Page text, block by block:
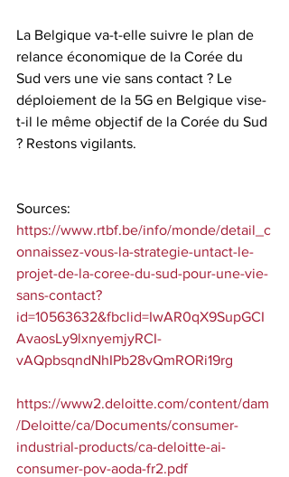
La Belgique va-t-elle suivre le plan de
relance économique de la Corée du
Sud vers une vie sans contact ? Le
déploiement de la 5G en Belgique vise-
t-il le même objectif de la Corée du Sud
? Restons vigilants.
Sources:
https://www.rtbf.be/info/monde/detail_c
onnaissez-vous-la-strategie-untact-le-
projet-de-la-coree-du-sud-pour-une-vie-
sans-contact?
id=10563632&fbclid=IwAR0qX9SupGCI
AvaosLy9lxnyemjyRCI-
vAQpbsqndNhIPb28vQmRORi19rg
https://www2.deloitte.com/content/dam
/Deloitte/ca/Documents/consumer-
industrial-products/ca-deloitte-ai-
consumer-pov-aoda-fr2.pdf